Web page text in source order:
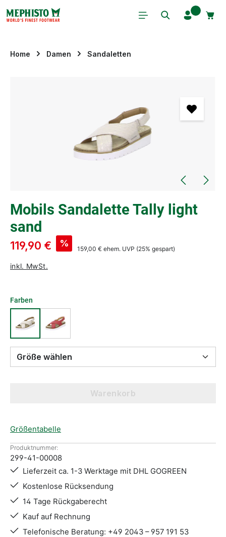
Zum Hauptinhalt springen
Home Damen Sandaletten
Mobils Sandalette Tally light
sand
119,90 € %
159,00 € ehem. UVP (25% gespart)
inkl. MwSt.
Farben
Größe wählen
Warenkorb
Größentabelle
Produktnummer:
299-41-00008
Lieferzeit ca. 1-3 Werktage mit DHL GOGREEN
Kostenlose Rücksendung
14 Tage Rückgaberecht
Kauf auf Rechnung
Telefonische Beratung: +49 2043 – 957 191 53